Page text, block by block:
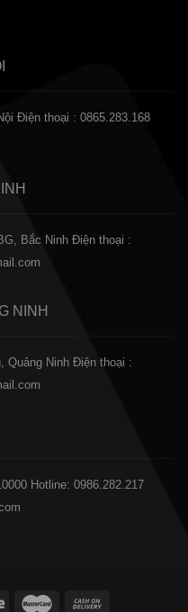
Điện thoại : 0865.283.168
Bắc Ninh Điện thoại :
NINH
Quảng Ninh Điện thoại :
Hotline: 0986.282.217